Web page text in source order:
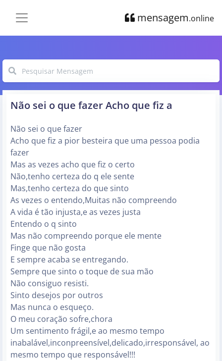
mensagem.online
Não sei o que fazer Acho que fiz a
Não sei o que fazer
Acho que fiz a pior besteira que uma pessoa podia
fazer
Mas as vezes acho que fiz o certo
Não,tenho certeza do q ele sente
Mas,tenho certeza do que sinto
As vezes o entendo,Muitas não compreendo
A vida é tão injusta,e as vezes justa
Entendo o q sinto
Mas não compreendo porque ele mente
Finge que não gosta
E sempre acaba se entregando.
Sempre que sinto o toque de sua mão
Não consiguo resisti.
Sinto desejos por outros
Mas nunca o esqueço.
O meu coração sofre,chora
Um sentimento frágil,e ao mesmo tempo
inabalável,inconpreensível,delicado,irresponsável, ao
mesmo tempo que responsável!!!